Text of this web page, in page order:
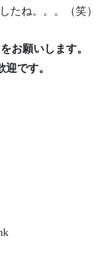
たね。。。（笑）
お願いします。
です。